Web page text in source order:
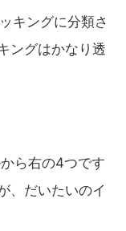
キングに分類さ
ングはかなり透
ら右の4つです
、だいたいのイ